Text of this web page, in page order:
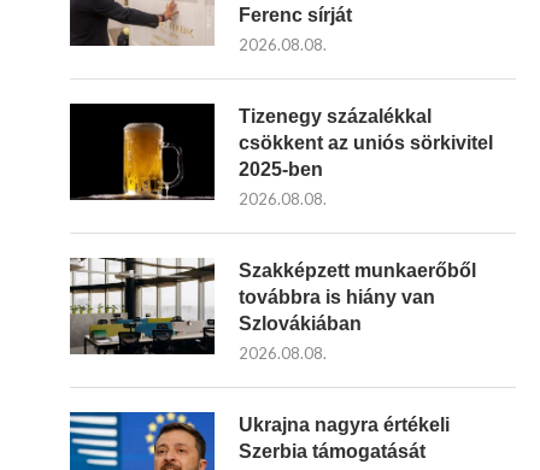
Ferenc sírját
2026.08.08.
Tizenegy százalékkal
csökkent az uniós sörkivitel
2025-ben
2026.08.08.
Szakképzett munkaerőből
továbbra is hiány van
Szlovákiában
2026.08.08.
Ukrajna nagyra értékeli
Szerbia támogatását